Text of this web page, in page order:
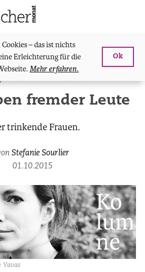
– das ist nichts
Erleichterung für die
Mehr erfahren.
Ok
Kolumne: Trunken
fremder Leute
trinkende Frauen.
Stefanie Sourlier
01.10.2015
Yavas